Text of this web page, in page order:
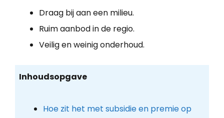
Draag bij aan een milieu.
Ruim aanbod in de regio.
Veilig en weinig onderhoud.
Inhoudsopgave
Hoe zit het met subsidie en premie op